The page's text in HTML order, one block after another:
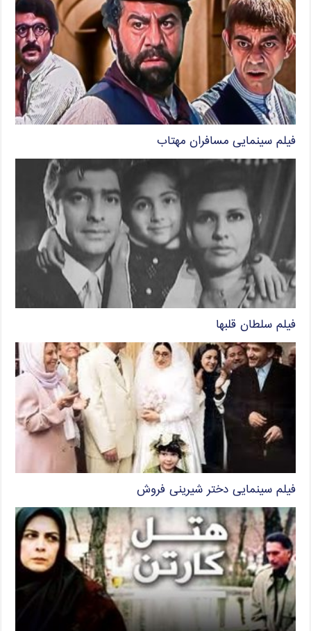
فیلم سینمایی مسافران مهتاب
فیلم سلطان قلبها
فیلم سینمایی دختر شیرینی فروش